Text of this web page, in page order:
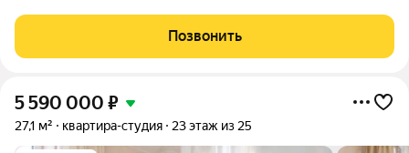
спальную зоны, имеет удобную прихожую и полноценный
санузел. Выполнен качественный
Позвонить
5 590 000 ₽
27,1 м² квартира-студия 23 этаж из 25